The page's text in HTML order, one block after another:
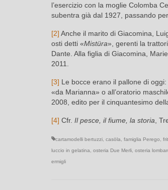
l’esercizio con la moglie Colomba
subentra già dal 1927, passando
[2] Anche il marito di Giacomina,
osti detti «Mistüra», gerenti la
Dante. Alla figlia di Giacomina,
2011.
[3] Le bocce erano il pallone di
«da Marianna» o all’oratorio
2008, edito per il cinquantesimo
[4] Cfr. Il pesce, il fiume, la storia,
cartamodelli bertuzzi, casöla, famiglia Perego,
luccio in gelatina, osteria Due Merli, osteria
ermigli